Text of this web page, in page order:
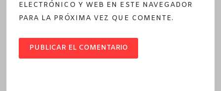
ELECTRÓNICO Y WEB EN ESTE NAVEGADOR
PARA LA PRÓXIMA VEZ QUE COMENTE.